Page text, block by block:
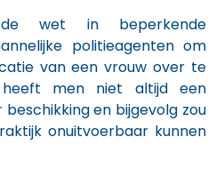
de wet in beperkende
politieagenten om
van een vrouw over te
heeft men niet altijd een
en bijgevolg zou
onuitvoerbaar kunnen